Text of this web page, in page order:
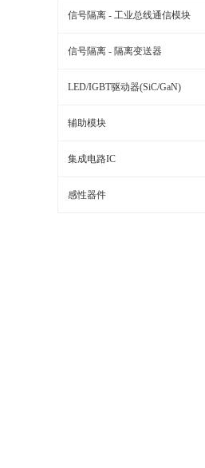
信号隔离 - 工业总线通信模块
信号隔离 - 隔离变送器
LED/IGBT驱动器(SiC/GaN)
辅助模块
集成电路IC
感性器件